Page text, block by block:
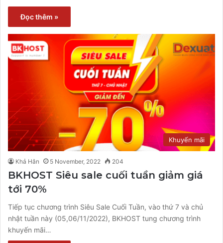
Đọc thêm »
Khuyến mãi
Khả Hân 5 November, 2022 204
BKHOST Siêu sale cuối tuần giảm giá
tới 70%
Tiếp tục chương trình Siêu Sale Cuối Tuần, vào thứ 7 và chủ
nhật tuần này (05,06/11/2022), BKHOST tung chương trình
khuyến mãi…